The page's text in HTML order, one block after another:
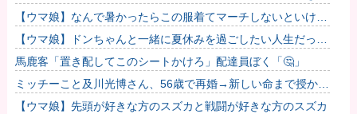
うなウマ娘
【ウマ娘】なんで暑かったらこの服着てマーチしないといけな
いんだよぉ…
【ウマ娘】ドンちゃんと一緒に夏休みを過ごしたい人生だっ
た…
馬鹿客「置き配してこのシートかけろ」配達員ぼく「🤔」
ミッチーこと及川光博さん、56歳で再婚→新しい命まで授かる
ｗｗｗｗｗ
【ウマ娘】先頭が好きな方のスズカと戦闘が好きな方のスズカ